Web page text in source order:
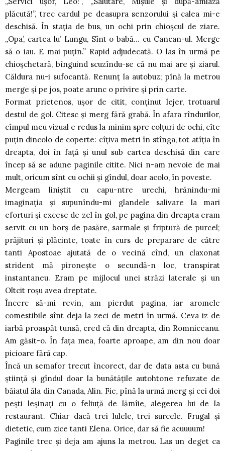
plăcută!”, trec cardul pe deasupra senzorului şi calea mi-e
deschisă. În staţia de bus, un ochi prin chioşcul de ziare.
„Opa’, cartea lu’ Lungu, Sînt o babă… cu Cancan-ul. Merge
să o iau. E mai puţin.” Rapid adjudecată. O las în urmă pe
chioşchetară, bînguind scuzîndu-se că nu mai are şi ziarul.
Căldura nu-i sufocantă. Renunţ la autobuz; pînă la metrou
merge şi pe jos, poate arunc o privire şi prin carte.
Format prietenos, uşor de citit, conţinut lejer, trotuarul
destul de gol. Citesc şi merg fără grabă. În afara rîndurilor,
cîmpul meu vizual e redus la minim spre colţuri de ochi, cîte
puţin dincolo de coperte: cîţiva metri în stînga, tot atîţia în
dreapta, doi în faţă şi unul sub cartea deschisă din care
încep să se adune paginile citite. Nici n-am nevoie de mai
mult, oricum sînt cu ochii şi gîndul, doar acolo, în poveste.
Mergeam liniştit cu capu-ntre urechi, hrănindu-mi
imaginaţia şi supunîndu-mi glandele salivare la mari
eforturi şi excese de zel în gol, pe pagina din dreapta eram
servit cu un borş de pasăre, sarmale şi friptură de purcel;
prăjituri şi plăcinte, toate în curs de preparare de către
tanti Apostoae ajutată de o vecină cînd, un claxonat
strident mă pironeşte o secundă-n loc, transpirat
instantaneu. Eram pe mijlocul unei străzi laterale şi un
Oltcit roşu avea dreptate.
Încerc să-mi revin, am pierdut pagina, iar aromele
comestibile sînt deja la zeci de metri în urmă. Ceva iz de
iarbă proaspăt tunsă, cred că din dreapta, din Romniceanu.
Am găsit-o. În faţa mea, foarte aproape, am din nou doar
picioare fără cap.
Încă un semafor trecut încorect, dar de data asta cu bună
ştiinţă şi gîndul doar la bunătăţile autohtone refuzate de
băiatul ăla din Canada, Alin. Fie, pînă la urmă merg şi cei doi
peşti leşinaţi cu o feliuţă de lămîie, alegerea lui de la
restaurant. Chiar dacă trei lulele, trei surcele. Frugal şi
dietetic, cum zice tanti Elena. Orice, dar să fie acuuuum!
Paginile trec şi deja am ajuns la metrou. Las un deget ca